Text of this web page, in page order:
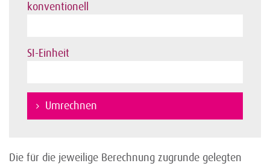
konventionell
SI-Einheit
Umrechnen
Die für die jeweilige Berechnung zugrunde gelegten